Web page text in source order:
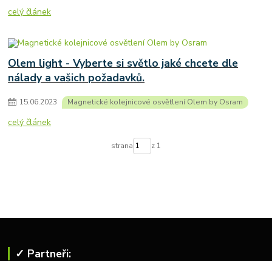
celý článek
Olem light - Vyberte si světlo jaké chcete dle
nálady a vašich požadavků.
15.06.2023 Magnetické kolejnicové osvětlení Olem by Osram
celý článek
strana z 1
✓ Partneři: